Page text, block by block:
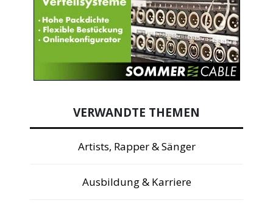
VERWANDTE THEMEN
Artists, Rapper & Sänger
Ausbildung & Karriere